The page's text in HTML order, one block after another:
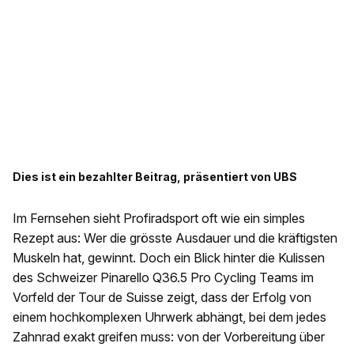
Dies ist ein bezahlter Beitrag, präsentiert von UBS
Im Fernsehen sieht Profiradsport oft wie ein simples
Rezept aus: Wer die grösste Ausdauer und die kräftigsten
Muskeln hat, gewinnt. Doch ein Blick hinter die Kulissen
des Schweizer Pinarello Q36.5 Pro Cycling Teams im
Vorfeld der Tour de Suisse zeigt, dass der Erfolg von
einem hochkomplexen Uhrwerk abhängt, bei dem jedes
Zahnrad exakt greifen muss: von der Vorbereitung über